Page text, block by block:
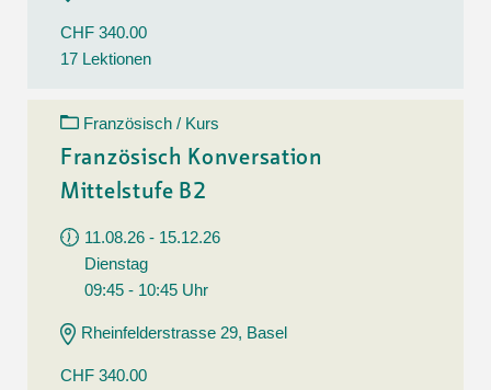
CHF 340.00
17 Lektionen
Französisch / Kurs
Französisch Konversation
Mittelstufe B2
11.08.26 - 15.12.26
Dienstag
09:45 - 10:45 Uhr
Rheinfelderstrasse 29, Basel
CHF 340.00